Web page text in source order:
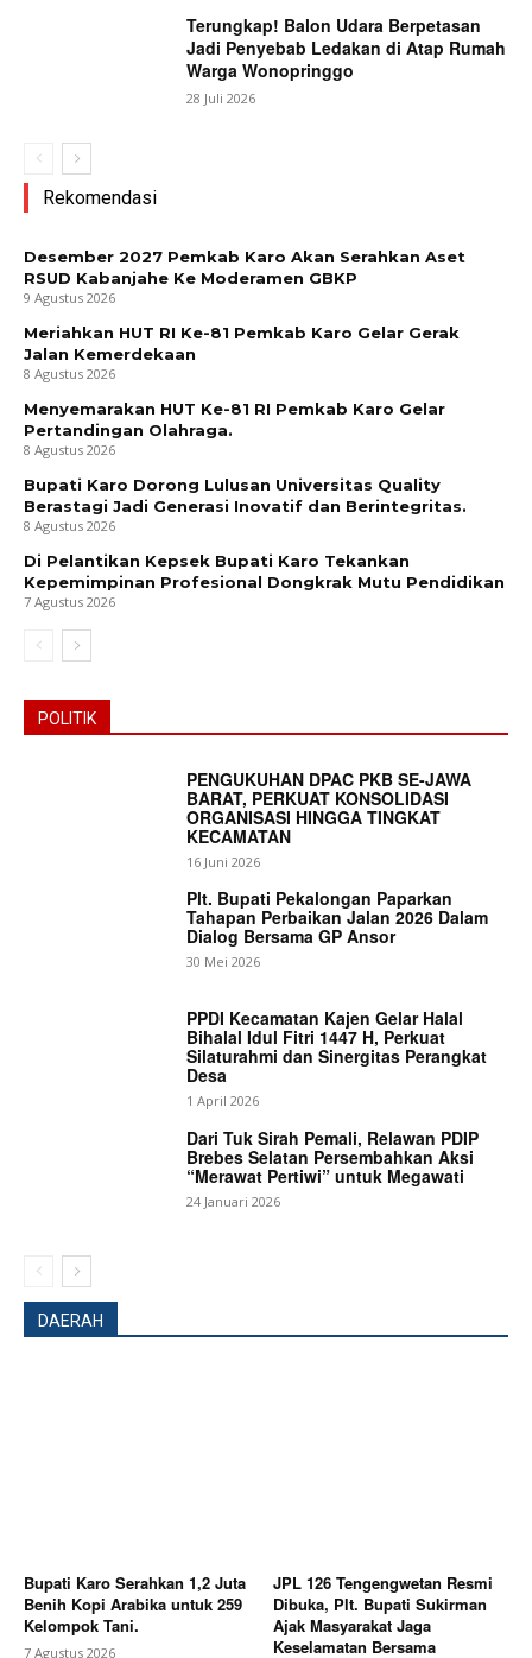
News Week
Terungkap! Balon Udara Berpetasan
Jadi Penyebab Ledakan di Atap Rumah
Warga Wonopringgo
28 Juli 2026
Rekomendasi
Desember 2027 Pemkab Karo Akan Serahkan Aset
RSUD Kabanjahe Ke Moderamen GBKP
9 Agustus 2026
Meriahkan HUT RI Ke-81 Pemkab Karo Gelar Gerak
Jalan Kemerdekaan
8 Agustus 2026
Menyemarakan HUT Ke-81 RI Pemkab Karo Gelar
Pertandingan Olahraga.
8 Agustus 2026
Bupati Karo Dorong Lulusan Universitas Quality
Berastagi Jadi Generasi Inovatif dan Berintegritas.
8 Agustus 2026
Di Pelantikan Kepsek Bupati Karo Tekankan
Kepemimpinan Profesional Dongkrak Mutu Pendidikan
7 Agustus 2026
POLITIK
PENGUKUHAN DPAC PKB SE-JAWA
BARAT, PERKUAT KONSOLIDASI
ORGANISASI HINGGA TINGKAT
KECAMATAN
16 Juni 2026
Plt. Bupati Pekalongan Paparkan
Tahapan Perbaikan Jalan 2026 Dalam
Dialog Bersama GP Ansor
30 Mei 2026
PPDI Kecamatan Kajen Gelar Halal
Bihalal Idul Fitri 1447 H, Perkuat
Silaturahmi dan Sinergitas Perangkat
Desa
1 April 2026
Dari Tuk Sirah Pemali, Relawan PDIP
Brebes Selatan Persembahkan Aksi
“Merawat Pertiwi” untuk Megawati
24 Januari 2026
DAERAH
Bupati Karo Serahkan 1,2 Juta
Benih Kopi Arabika untuk 259
Kelompok Tani.
7 Agustus 2026
JPL 126 Tengengwetan Resmi
Dibuka, Plt. Bupati Sukirman
Ajak Masyarakat Jaga
Keselamatan Bersama